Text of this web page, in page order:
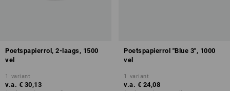
Poetspapierrol, 2-laags, 1500
vel
1 variant
v.a. € 30,13
Poetspapierrol "Blue 3", 1000
vel
1 variant
v.a. € 24,08